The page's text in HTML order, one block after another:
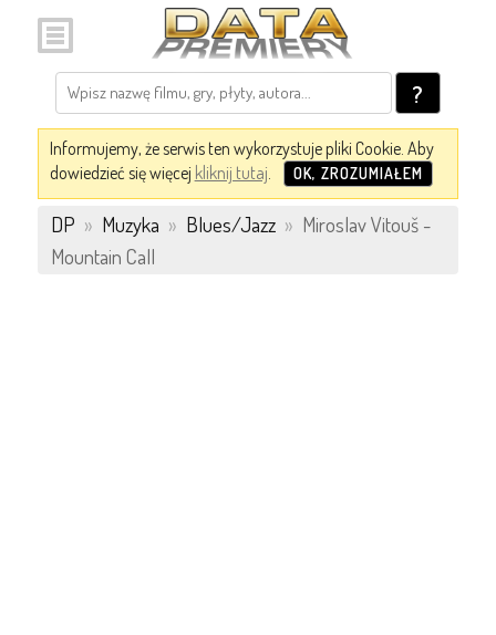
?
Informujemy, że serwis ten wykorzystuje pliki Cookie. Aby
dowiedzieć się więcej kliknij tutaj. OK, ZROZUMIAŁEM
DP » Muzyka » Blues/Jazz » Miroslav Vitouš -
Mountain Call